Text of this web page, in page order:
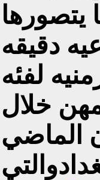
يتصورها
دقيقه
لفئه
خلال
الماضي
والتي